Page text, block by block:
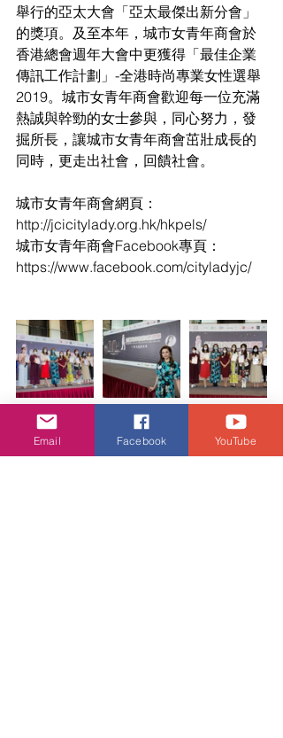
舉行的亞太大會「亞太最傑出新分會」
的獎項。及至本年，城市女青年商會於
香港總會週年大會中更獲得「最佳企業
傳訊工作計劃」-全港時尚專業女性選舉
2019。城市女青年商會歡迎每一位充滿
熱誠與幹勁的女士參與，同心努力，發
掘所長，讓城市女青年商會茁壯成長的
同時，更走出社會，回饋社會。
城市女青年商會網頁：
http://jcicitylady.org.hk/hkpels/
城市女青年商會Facebook專頁：
https://www.facebook.com/cityladyjc/
Email Facebook YouTube